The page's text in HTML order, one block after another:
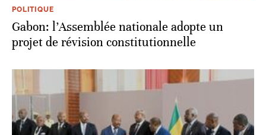
POLITIQUE
Gabon: l’Assemblée nationale adopte un
projet de révision constitutionnelle